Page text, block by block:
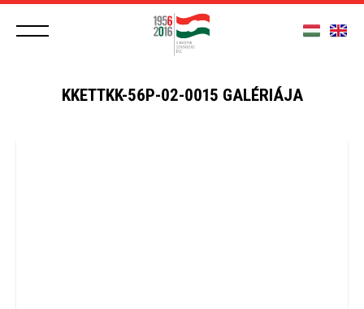
KKETTKK-56P-02-0015 GALÉRIÁJA